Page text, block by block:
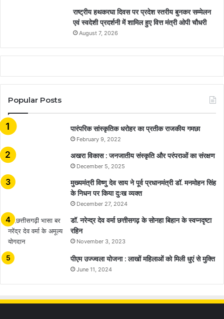
राष्ट्रीय हथकरघा दिवस पर प्रदेश स्तरीय बुनकर सम्मेलन
एवं स्वदेशी प्रदर्शनी में शामिल हुए वित्त मंत्री ओपी चौधरी
August 7, 2026
Popular Posts
​​​​​​​पारंपरिक सांस्कृतिक धरोहर का प्रतीक राजकीय गमछा
February 9, 2022
अखरा विकास : जनजातीय संस्कृति और परंपराओं का संरक्षण
December 5, 2025
मुख्यमंत्री विष्णु देव साय ने पूर्व प्रधानमंत्री डॉ. मनमोहन सिंह
के निधन पर किया दुःख व्यक्त
December 27, 2024
डॉ. नरेन्द्र देव वर्मा छत्तीसगढ़ के सोनहा बिहान के स्वप्नदृष्टा
रहिन
November 3, 2023
पीएम उज्ज्वला योजना : लाखों महिलाओं को मिली धुएं से मुक्ति
June 11, 2024